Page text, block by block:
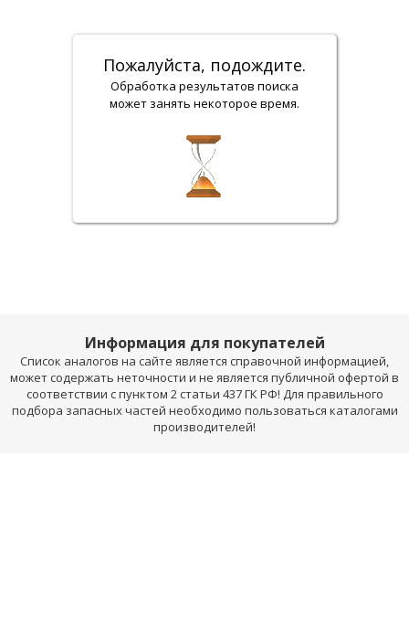
Пожалуйста, подождите.
Обработка результатов поиска
может занять некоторое время.
Информация для покупателей
Список аналогов на сайте является справочной информацией,
может содержать неточности и не является публичной офертой в
соответствии с пунктом 2 статьи 437 ГК РФ! Для правильного
подбора запасных частей необходимо пользоваться каталогами
производителей!